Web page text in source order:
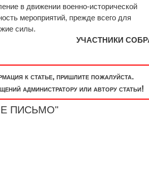
в движении военно-исторической
мероприятий, прежде всего для
силы.
УЧАСТНИКИ
к статье, пришлите пожалуйста.
администратору или автору статьи!
ПИСЬМО"